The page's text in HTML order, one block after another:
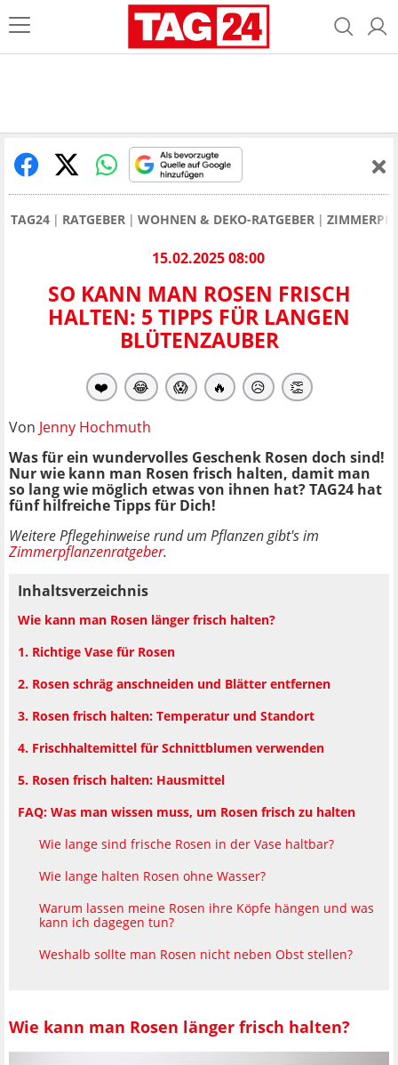
TAG24 RATGEBER WOHNEN & DEKO-RATGEBER
15.02.2025 08:00
SO KANN MAN ROSEN FRISCH
HALTEN: 5 TIPPS FÜR LANGEN
BLÜTENZAUBER
❤️ 😂 😱 🔥 😥 👏
Von Jenny Hochmuth
Was für ein wundervolles Geschenk Rosen doch sind!
Nur wie kann man Rosen frisch halten, damit man
so lang wie möglich etwas von ihnen hat? TAG24 hat
fünf hilfreiche Tipps für Dich!
Weitere Pflegehinweise rund um Pflanzen gibt's im
Zimmerpflanzenratgeber.
Inhaltsverzeichnis
Wie kann man Rosen länger frisch halten?
1. Richtige Vase für Rosen
2. Rosen schräg anschneiden und Blätter entfernen
3. Rosen frisch halten: Temperatur und Standort
4. Frischhaltemittel für Schnittblumen verwenden
5. Rosen frisch halten: Hausmittel
FAQ: Was man wissen muss, um Rosen frisch zu halten
Wie lange sind frische Rosen in der Vase haltbar?
Wie lange halten Rosen ohne Wasser?
Warum lassen meine Rosen ihre Köpfe hängen und was
kann ich dagegen tun?
Weshalb sollte man Rosen nicht neben Obst stellen?
Wie kann man Rosen länger frisch halten?